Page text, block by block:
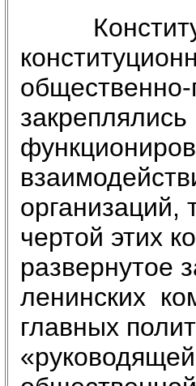
общественно-
организаций,
чертой этих
развернутое
ленинских
главных